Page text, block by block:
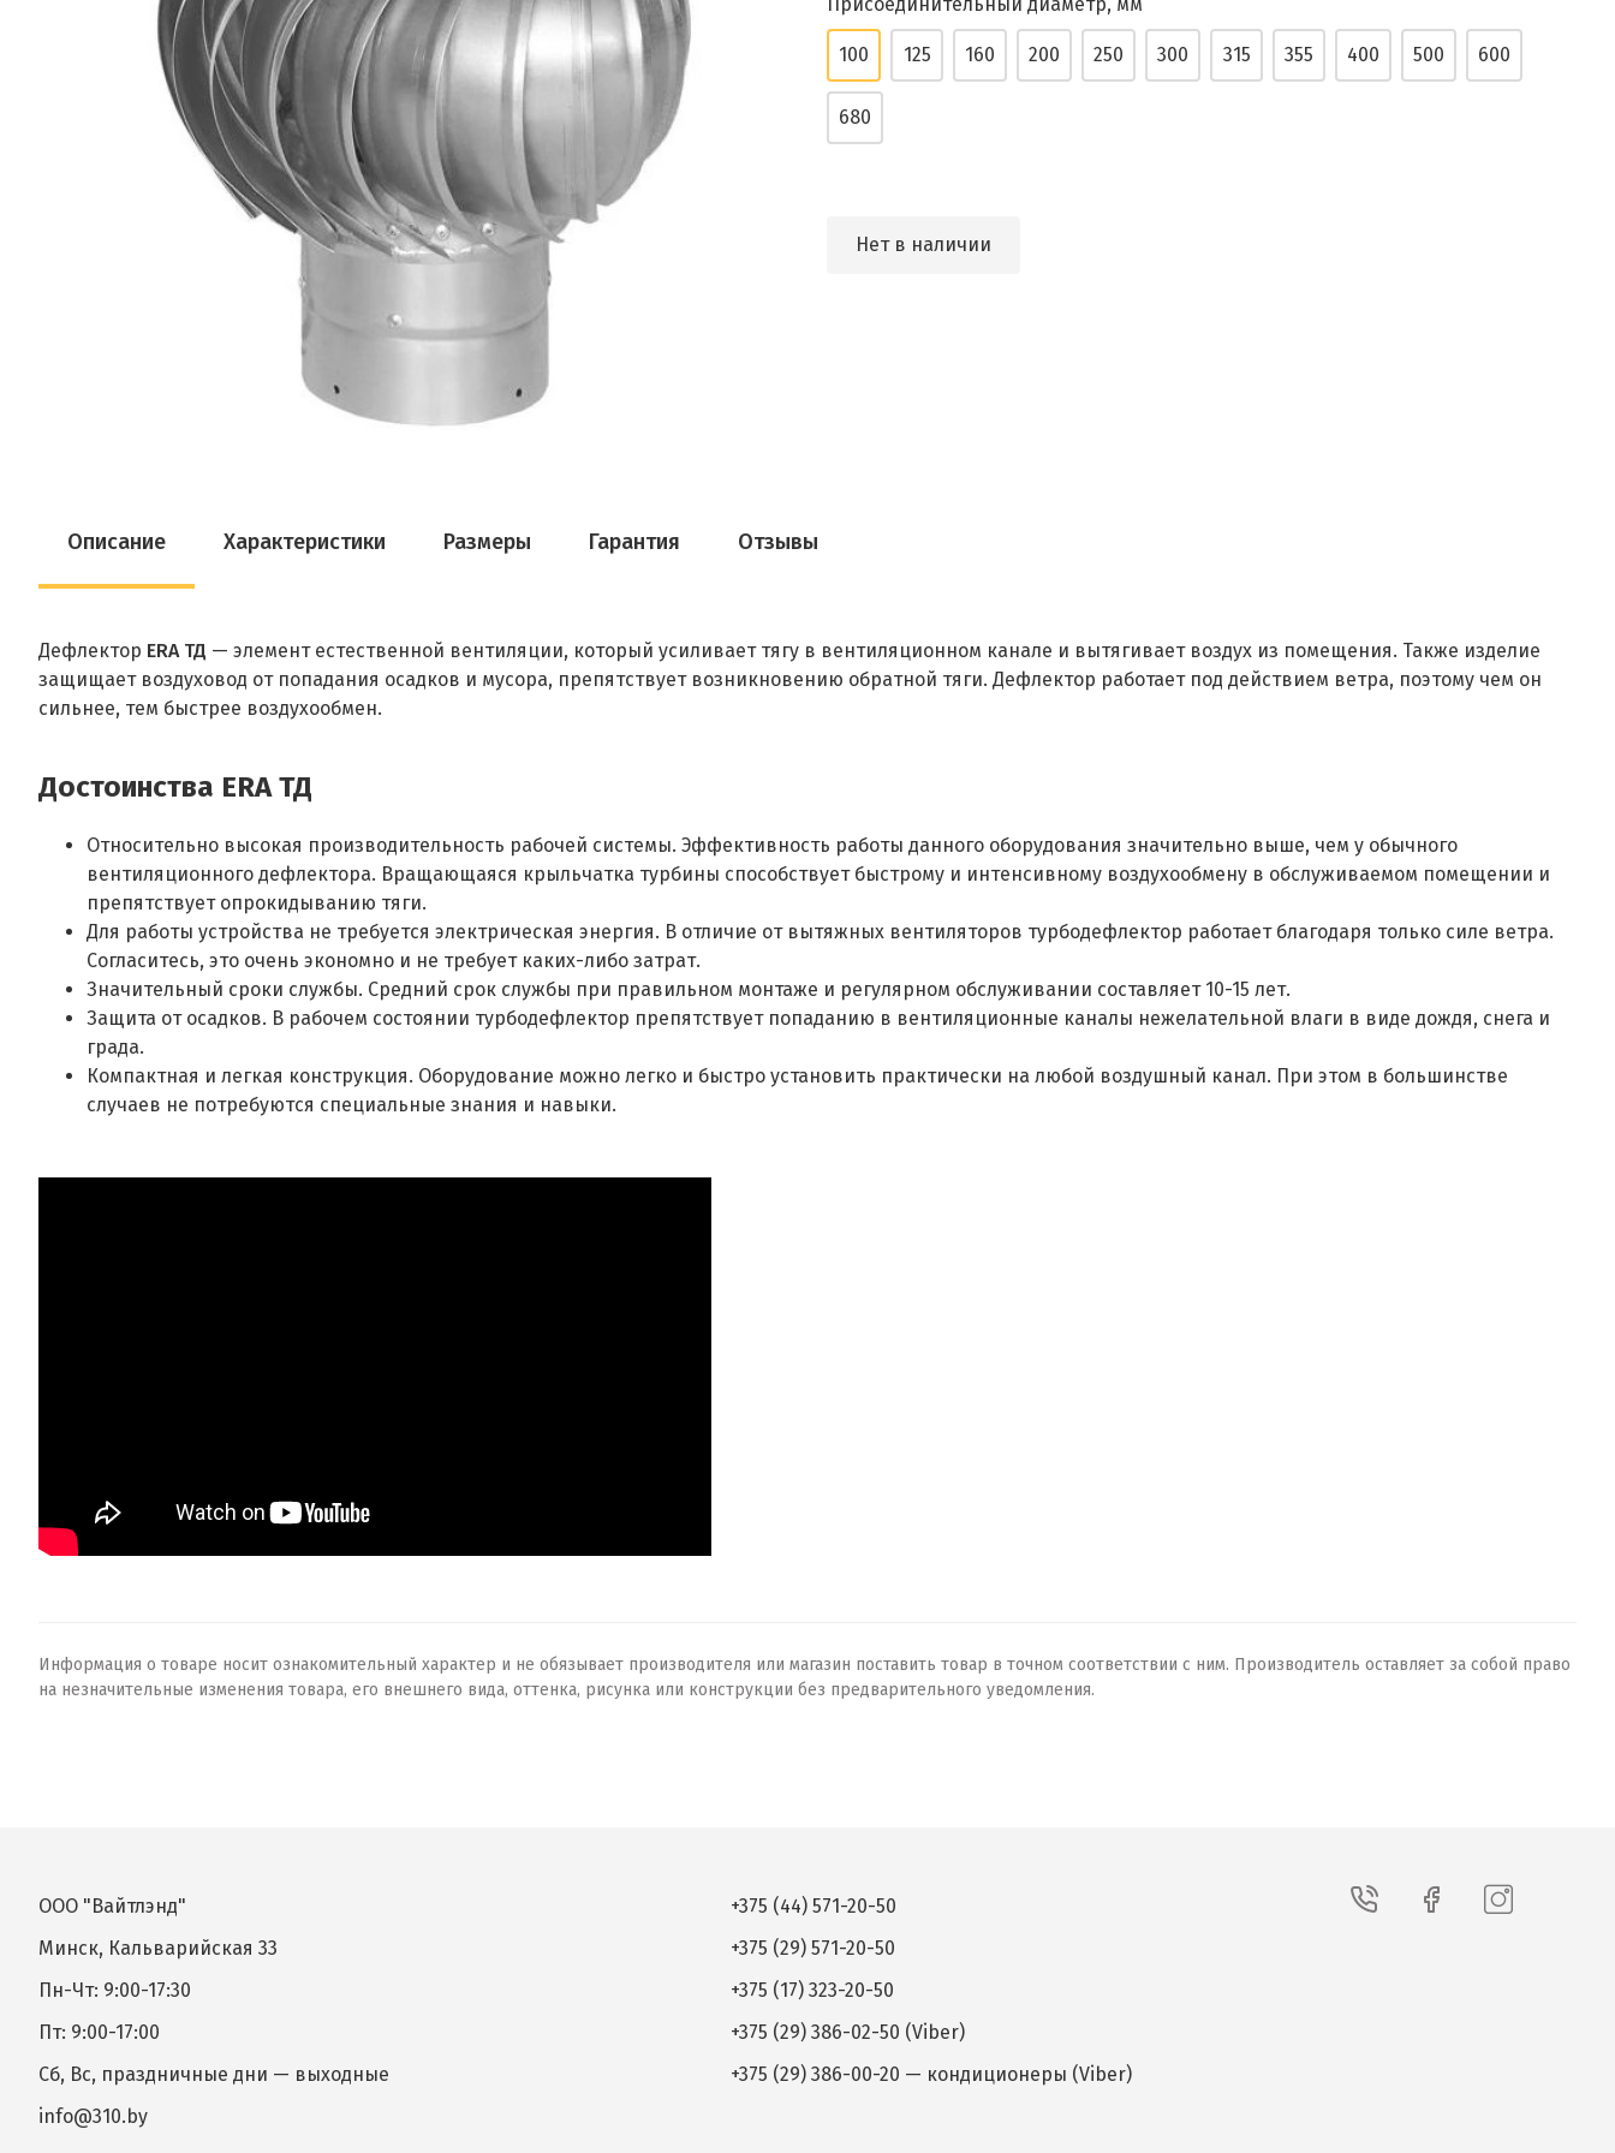
100 125 160 200 250 300 315 355 400 500 600
680
Нет в наличии
Описание Характеристики Размеры Гарантия Отзывы
Дефлектор ERA ТД — элемент естественной вентиляции, который усиливает тягу в вентиляционном канале и вытягивает воздух из помещения. Также изделие
защищает воздуховод от попадания осадков и мусора, препятствует возникновению обратной тяги. Дефлектор работает под действием ветра, поэтому чем он
сильнее, тем быстрее воздухообмен.
Достоинства ERA ТД
Относительно высокая производительность рабочей системы. Эффективность работы данного оборудования значительно выше, чем у обычного
вентиляционного дефлектора. Вращающаяся крыльчатка турбины способствует быстрому и интенсивному воздухообмену в обслуживаемом помещении и
препятствует опрокидыванию тяги.
Для работы устройства не требуется электрическая энергия. В отличие от вытяжных вентиляторов турбодефлектор работает благодаря только силе ветра.
Согласитесь, это очень экономно и не требует каких-либо затрат.
Значительный сроки службы. Средний срок службы при правильном монтаже и регулярном обслуживании составляет 10-15 лет.
Защита от осадков. В рабочем состоянии турбодефлектор препятствует попаданию в вентиляционные каналы нежелательной влаги в виде дождя, снега и
града.
Компактная и легкая конструкция. Оборудование можно легко и быстро установить практически на любой воздушный канал. При этом в большинстве
случаев не потребуются специальные знания и навыки.
Информация о товаре носит ознакомительный характер и не обязывает производителя или магазин поставить товар в точном соответствии с ним. Производитель оставляет за собой право
на незначительные изменения товара, его внешнего вида, оттенка, рисунка или конструкции без предварительного уведомления.
ООО "Вайтлэнд"
Минск, Кальварийская 33
Пн-Чт: 9:00-17:30
Пт: 9:00-17:00
Сб, Вс, праздничные дни — выходные
info@310.by
+375 (44) 571-20-50
+375 (29) 571-20-50
+375 (17) 323-20-50
+375 (29) 386-02-50 (Viber)
+375 (29) 386-00-20 — кондиционеры (Viber)